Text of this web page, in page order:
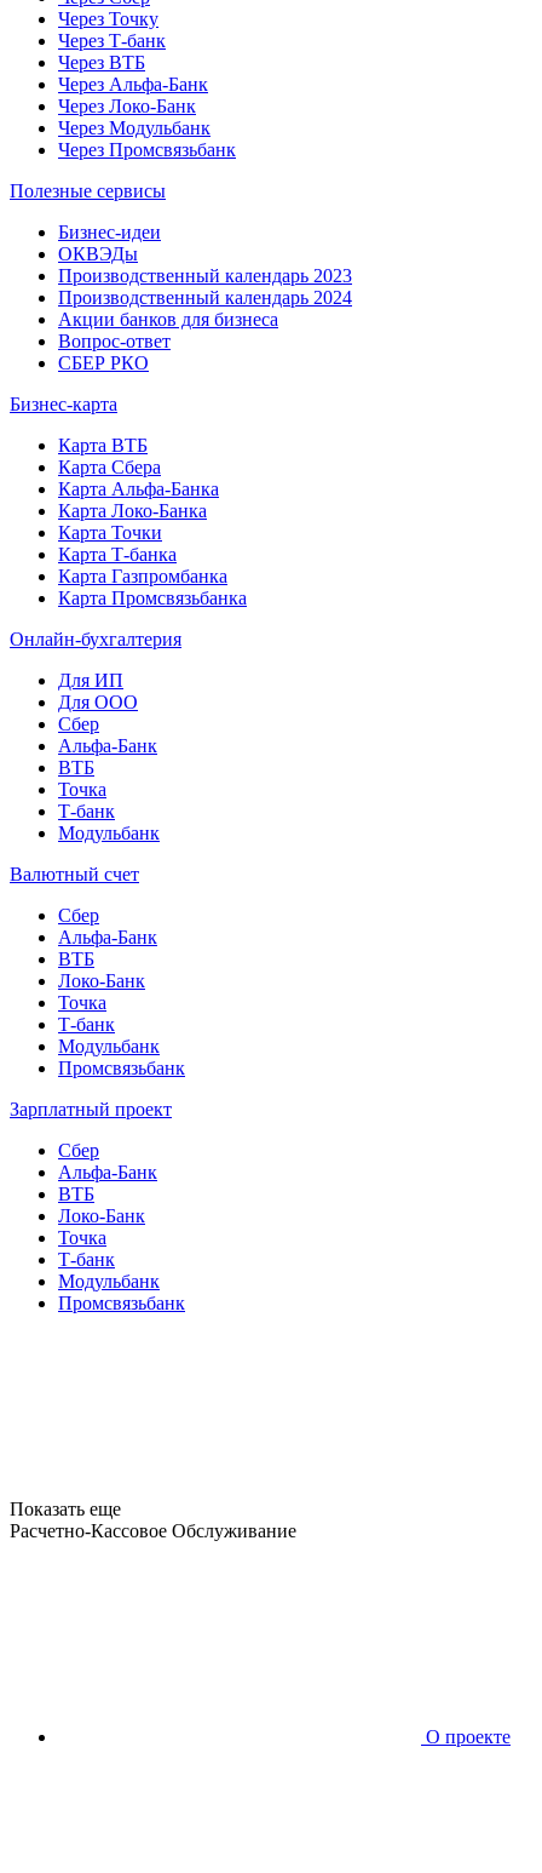
Через Точку
Через Т-банк
Через ВТБ
Через Альфа-Банк
Через Локо-Банк
Через Модульбанк
Через Промсвязьбанк
Полезные сервисы
Бизнес-идеи
ОКВЭДы
Производственный календарь 2023
Производственный календарь 2024
Акции банков для бизнеса
Вопрос-ответ
СБЕР РКО
Бизнес-карта
Карта ВТБ
Карта Сбера
Карта Альфа-Банка
Карта Локо-Банка
Карта Точки
Карта Т-банка
Карта Газпромбанка
Карта Промсвязьбанка
Онлайн-бухгалтерия
Для ИП
Для ООО
Сбер
Альфа-Банк
ВТБ
Точка
Т-банк
Модульбанк
Валютный счет
Сбер
Альфа-Банк
ВТБ
Локо-Банк
Точка
Т-банк
Модульбанк
Промсвязьбанк
Зарплатный проект
Сбер
Альфа-Банк
ВТБ
Локо-Банк
Точка
Т-банк
Модульбанк
Промсвязьбанк
Показать еще
Расчетно-Кассовое Обслуживание
О проекте